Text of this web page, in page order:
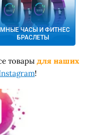
ЧАСЫ И ФИТНЕС
БРАСЛЕТЫ
товары для наших
!